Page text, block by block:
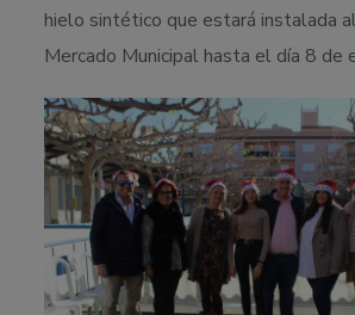
hielo sintético que estará instalada
Mercado Municipal hasta el día 8 de